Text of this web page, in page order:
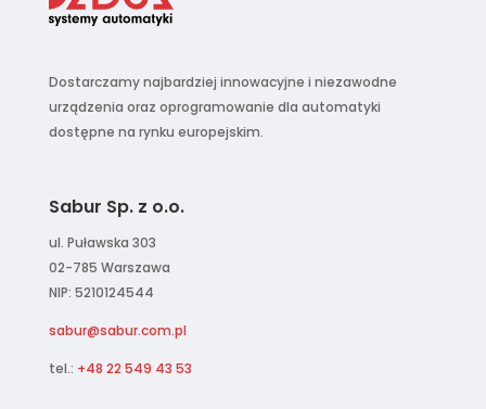
Dostarczamy najbardziej innowacyjne i niezawodne
urządzenia oraz oprogramowanie dla automatyki
dostępne na rynku europejskim.
Sabur Sp. z o.o.
ul. Puławska 303
02-785 Warszawa
NIP: 5210124544
sabur@sabur.com.pl
tel.: +48 22 549 43 53